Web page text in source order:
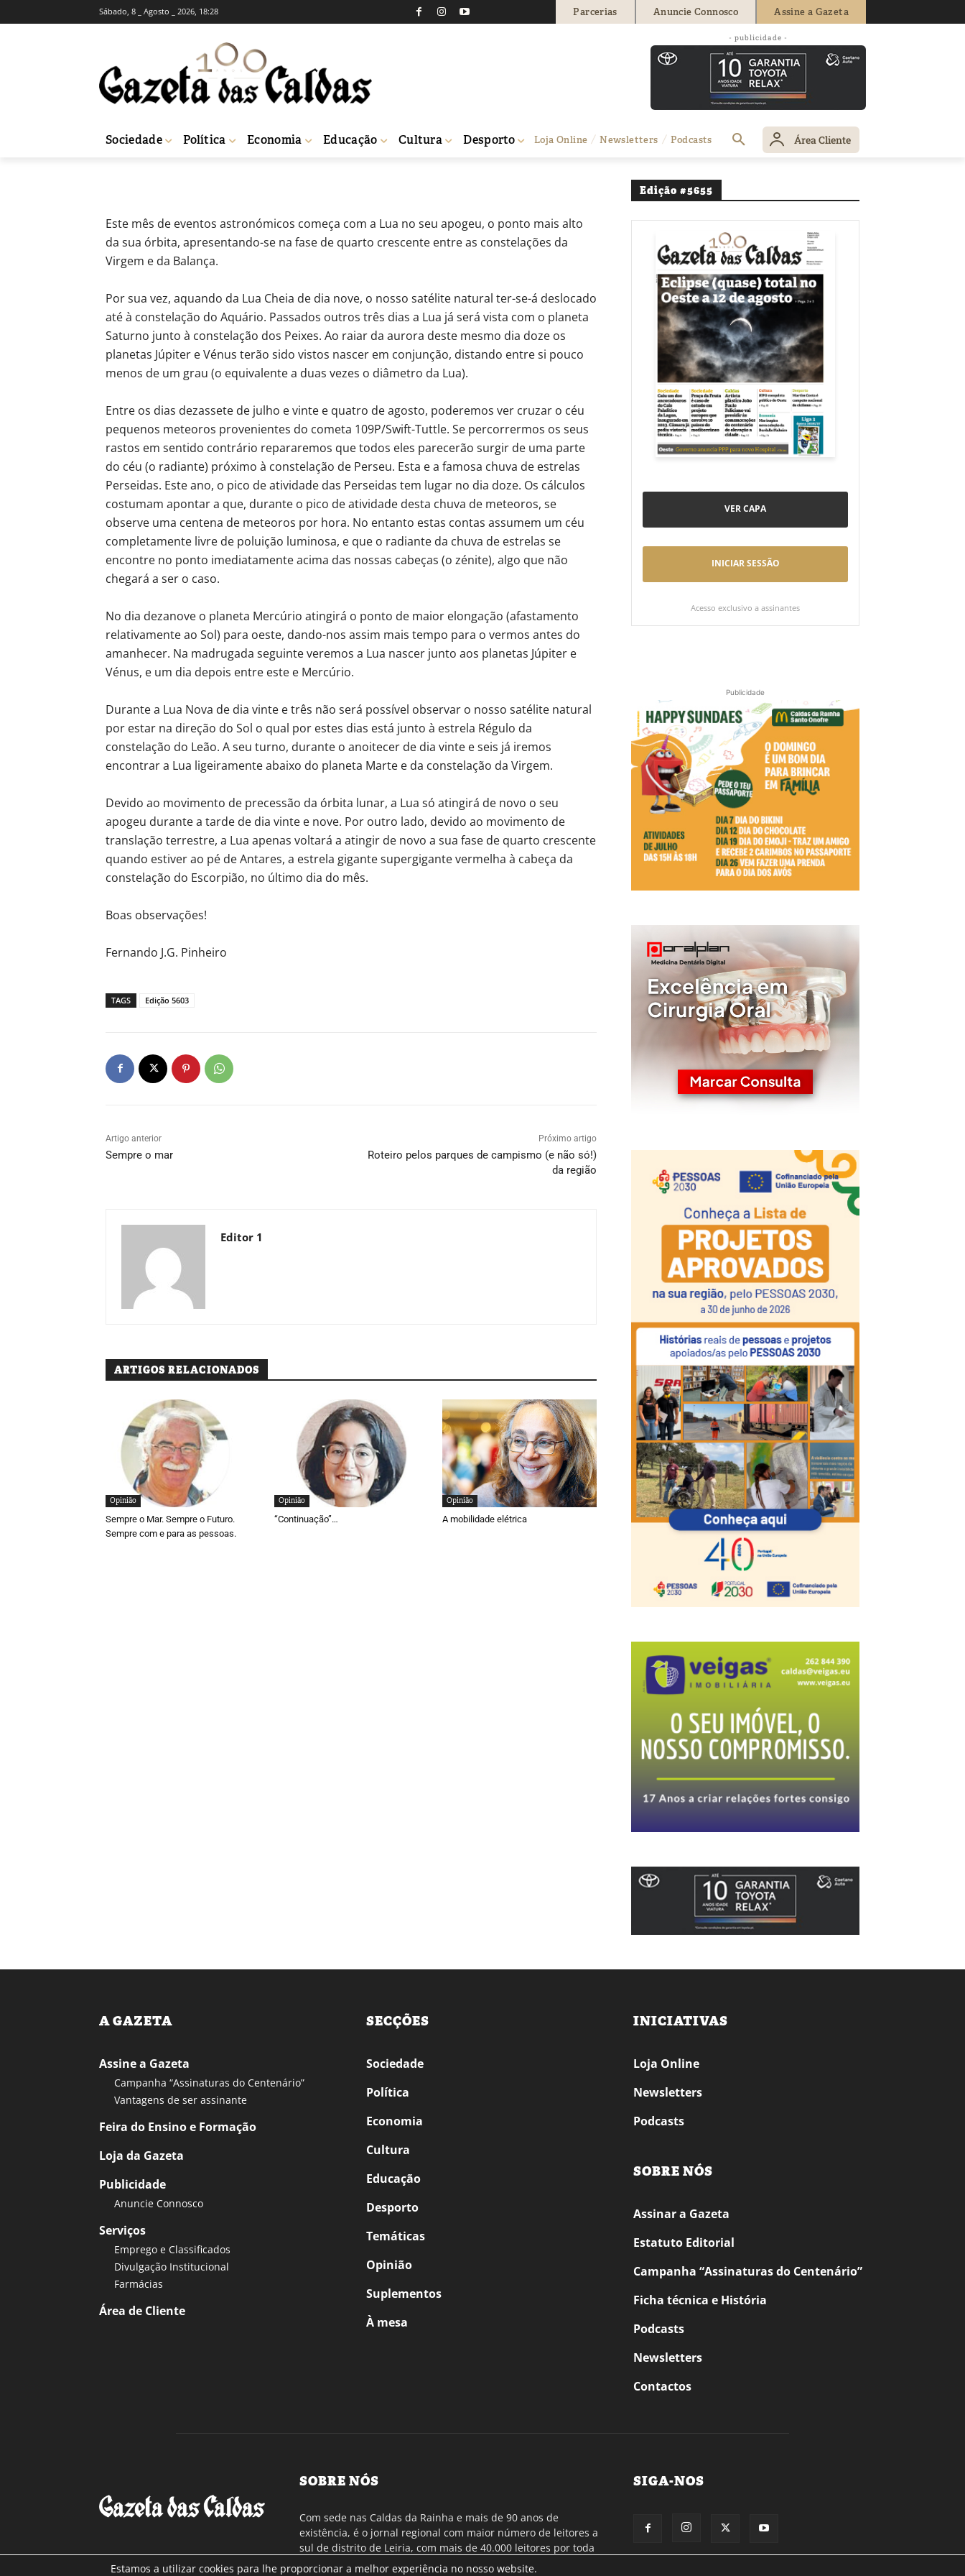
Sábado, 8 _ Agosto _ 2026, 18:28 Parcerias Anuncie Connosco Assine a Gazeta
- publicidade -
Sociedade Política Economia Educação Cultura Desporto Loja Online Newsletters Podcasts Área Cliente
OPINIÃO CORREIO LEITORES
O céu de agosto
Editor 1 7 de Agosto, 2025 402
Este mês de eventos astronómicos começa com a Lua no seu apogeu, o ponto mais alto
da sua órbita, apresentando-se na fase de quarto crescente entre as constelações da
Virgem e da Balança.
Por sua vez, aquando da Lua Cheia de dia nove, o nosso satélite natural ter-se-á deslocado
até à constelação do Aquário. Passados outros três dias a Lua já será vista com o planeta
Saturno junto à constelação dos Peixes. Ao raiar da aurora deste mesmo dia doze os
planetas Júpiter e Vénus terão sido vistos nascer em conjunção, distando entre si pouco
menos de um grau (o equivalente a duas vezes o diâmetro da Lua).
Entre os dias dezassete de julho e vinte e quatro de agosto, poderemos ver cruzar o céu
pequenos meteoros provenientes do cometa 109P/Swift-Tuttle. Se percorrermos os seus
rastos em sentido contrário repararemos que todos eles parecerão surgir de uma parte
do céu (o radiante) próximo à constelação de Perseu. Esta e a famosa chuva de estrelas
Perseidas. Este ano, o pico de atividade das Perseidas tem lugar no dia doze. Os cálculos
costumam apontar a que, durante o pico de atividade desta chuva de meteoros, se
observe uma centena de meteoros por hora. No entanto estas contas assumem um céu
completamente livre de poluição luminosa, e que o radiante da chuva de estrelas se
encontre no ponto imediatamente acima das nossas cabeças (o zénite), algo que não
chegará a ser o caso.
No dia dezanove o planeta Mercúrio atingirá o ponto de maior elongação (afastamento
relativamente ao Sol) para oeste, dando-nos assim mais tempo para o vermos antes do
amanhecer. Na madrugada seguinte veremos a Lua nascer junto aos planetas Júpiter e
Vénus, e um dia depois entre este e Mercúrio.
Durante a Lua Nova de dia vinte e três não será possível observar o nosso satélite natural
por estar na direção do Sol o qual por estes dias está junto à estrela Régulo da
constelação do Leão. A seu turno, durante o anoitecer de dia vinte e seis já iremos
encontrar a Lua ligeiramente abaixo do planeta Marte e da constelação da Virgem.
Devido ao movimento de precessão da órbita lunar, a Lua só atingirá de novo o seu
apogeu durante a tarde de dia vinte e nove. Por outro lado, devido ao movimento de
translação terrestre, a Lua apenas voltará a atingir de novo a sua fase de quarto crescente
quando estiver ao pé de Antares, a estrela gigante supergigante vermelha à cabeça da
constelação do Escorpião, no último dia do mês.
Boas observações!
Fernando J.G. Pinheiro
TAGS Edição 5603
Artigo anterior
Sempre o mar
Próximo artigo
Roteiro pelos parques de campismo (e não só!)
da região
Editor 1
ARTIGOS RELACIONADOS
Opinião
Sempre o Mar. Sempre o Futuro.
Sempre com e para as pessoas.
Opinião
“Continuação”…
Opinião
A mobilidade elétrica
Edição #5655
VER CAPA
INICIAR SESSÃO
Acesso exclusivo a assinantes
Publicidade
A GAZETA
Assine a Gazeta
Campanha “Assinaturas do Centenário”
Vantagens de ser assinante
Feira do Ensino e Formação
Loja da Gazeta
Publicidade
Anuncie Connosco
Serviços
Emprego e Classificados
Divulgação Institucional
Farmácias
Área de Cliente
SECÇÕES
Sociedade
Política
Economia
Cultura
Educação
Desporto
Temáticas
Opinião
Suplementos
À mesa
INICIATIVAS
Loja Online
Newsletters
Podcasts
SOBRE NÓS
Assinar a Gazeta
Estatuto Editorial
Campanha “Assinaturas do Centenário”
Ficha técnica e História
Podcasts
Newsletters
Contactos
SOBRE NÓS
Com sede nas Caldas da Rainha e mais de 90 anos de
existência, é o jornal regional com maior número de leitores a
sul de distrito de Leiria, com mais de 40.000 leitores por toda
a região Oeste. Jornal com distribuição em Portugal
SIGA-NOS
Estamos a utilizar cookies para lhe proporcionar a melhor experiência no nosso website.